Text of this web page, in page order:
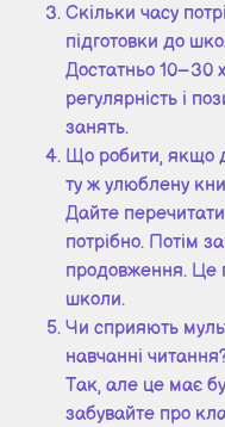
Скільки часу
підготовки до
Достатньо 10–30
регулярність і
занять.
Що робити, якщо
ту ж улюблену
Дайте перечитати
потрібно. Потім
продовження. Це
школи.
Чи сприяють
навчанні
Так, але це має
забувайте про